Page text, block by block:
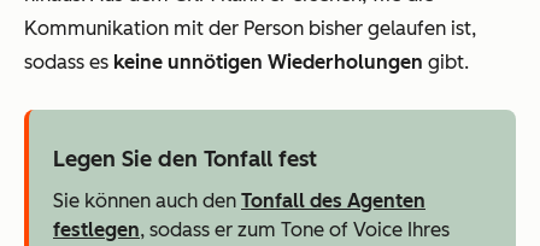
Kommunikation mit der Person bisher gelaufen ist,
sodass es keine unnötigen Wiederholungen gibt.
Legen Sie den Tonfall fest
Sie können auch den Tonfall des Agenten
festlegen, sodass er zum Tone of Voice Ihres